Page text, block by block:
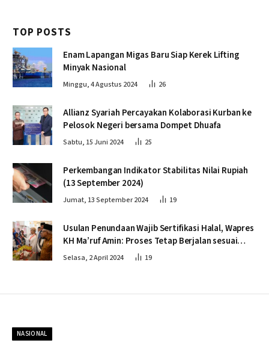
TOP POSTS
Enam Lapangan Migas Baru Siap Kerek Lifting
Minyak Nasional
Minggu, 4 Agustus 2024 26
Allianz Syariah Percayakan Kolaborasi Kurban ke
Pelosok Negeri bersama Dompet Dhuafa
Sabtu, 15 Juni 2024 25
Perkembangan Indikator Stabilitas Nilai Rupiah
(13 September 2024)
Jumat, 13 September 2024 19
Usulan Penundaan Wajib Sertifikasi Halal, Wapres
KH Ma’ruf Amin: Proses Tetap Berjalan sesuai
Penahapan
Selasa, 2 April 2024 19
NASIONAL